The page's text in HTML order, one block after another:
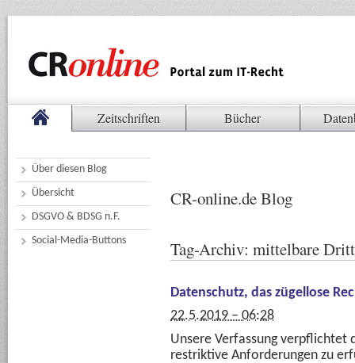
Zeitschriften Bücher
Über diesen Blog
Übersicht
DSGVO & BDSG n.F.
Social-Media-Buttons
CR-online.de Blog
Tag-Archiv: mittelbare
Datenschutz, das zügellose
22.5.2019 – 06:28
Unsere Verfassung verpflichtet
restriktive Anforderungen zu